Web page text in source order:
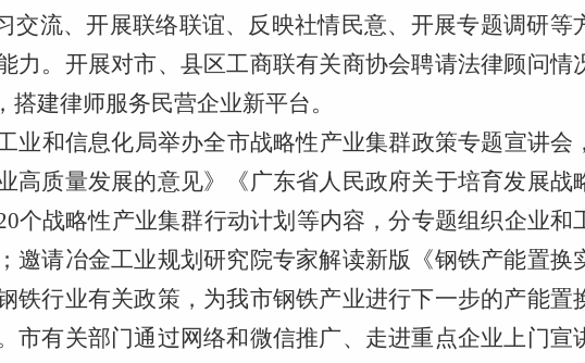
交流、开展联络联谊、反映社情民意、开展专题调研等
力。开展对市、县区工商联有关商协会聘请法律顾问情
建律师服务民营企业新平台。
业和信息化局举办全市战略性产业集群政策专题宣讲会
高质量发展的意见》《广东省人民政府关于培育发展战
个战略性产业集群行动计划等内容，分专题组织企业和
邀请冶金工业规划研究院专家解读新版《钢铁产能置换
铁行业有关政策，为我市钢铁产业进行下一步的产能置
市有关部门通过网络和微信推广、走进重点企业上门宣